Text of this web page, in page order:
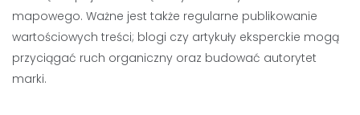
mapowego. Ważne jest także regularne publikowanie
wartościowych treści; blogi czy artykuły eksperckie mogą
przyciągać ruch organiczny oraz budować autorytet
marki.